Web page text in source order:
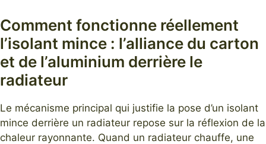
Comment fonctionne réellement
l’isolant mince : l’alliance du carton
et de l’aluminium derrière le
radiateur
Le mécanisme principal qui justifie la pose d’un isolant
mince derrière un radiateur repose sur la réflexion de la
chaleur rayonnante. Quand un radiateur chauffe, une